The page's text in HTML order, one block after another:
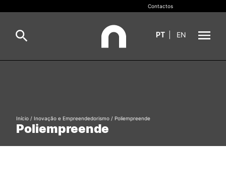
Inovação e Empreendedorismo
Contactos
PT EN
Poliempreende
Início / Inovação e Empreendedorismo / Poliempreende